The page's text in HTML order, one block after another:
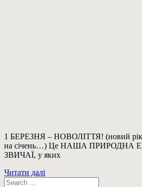
1 БЕРЕЗНЯ – НОВОЛІТТЯ! (новий рік,
на січень…) Це НАША ПРИРОДНА
ЗВИЧАЇ, у яких
Читати далі
Пошук: